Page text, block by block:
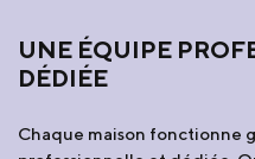
UNE ÉQUIPE
DÉDIÉE
Chaque maison fonctionne